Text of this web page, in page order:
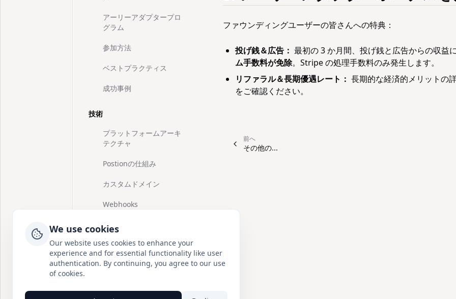
アーリーアダプタープロ
グラム
参加方法
ベストプラクティス
成功事例
技術
プラットフォームアーキ
テクチャ
Postionの仕組み
カスタムドメイン
Webhooks
パブリックAPIドキュメン
ト
ストレージとフェアユー
ス
その他
ファウンディングユーザーの皆さんへの特典：
投げ銭＆広告： 最初の 3 か月間、投げ銭と広告からの収益
ム手数料が免除。Stripe の処理手数料のみ発生します。
リファラル＆長期優遇レート： 長期的な経済的メリットの
をご確認ください。
前へ
その他の...
We use cookies
Our website uses cookies to enhance your
experience and for essential functionality like user
authentication. By continuing, you agree to our use
of cookies.